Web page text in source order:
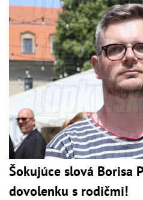
Šokujúce slová Borisa
dovolenku s rodičmi!